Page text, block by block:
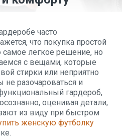
часто
что покупка простой
легкое решение, но
с вещами, которые
стирки или неприятно
не разочароваться и
гардероб,
оценивая детали,
из виду при быстром
женскую футболку